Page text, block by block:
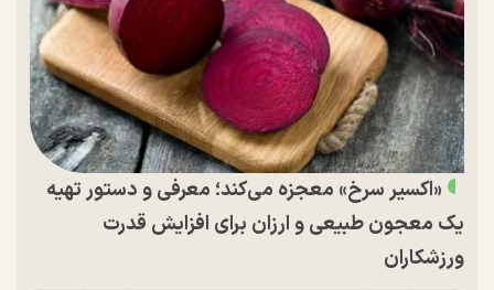
«اکسیر سرخ» معجزه می‌کند؛ معرفی و دستور تهیه
یک معجون طبیعی و ارزان برای افزایش قدرت
ورزشکاران